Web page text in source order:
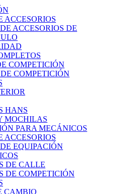
ACCESORIOS
ACCESORIOS DE
COMPETICIÓN
COMPETICIÓN
HANS
MOCHILAS
PARA MECÁNICOS
ACCESORIOS
EQUIPACIÓN
DE CALLE
DE COMPETICIÓN
CAMBIO